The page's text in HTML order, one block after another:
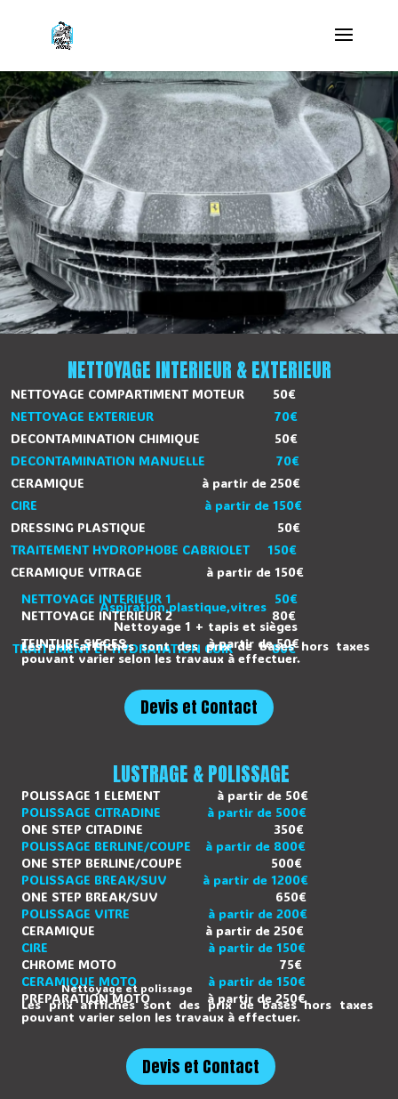
NETTOYAGE INTERIEUR & EXTERIEUR
NETTOYAGE COMPARTIMENT MOTEUR 50€
NETTOYAGE EXTERIEUR 70€
DECONTAMINATION CHIMIQUE 50€
DECONTAMINATION MANUELLE 70€
CERAMIQUE à partir de 250€
CIRE à partir de 150€
DRESSING PLASTIQUE 50€
TRAITEMENT HYDROPHOBE CABRIOLET 150€
CERAMIQUE VITRAGE à partir de 150€
NETTOYAGE INTERIEUR 1 50€
Aspiration,plastique,vitres
NETTOYAGE INTERIEUR 2 80€
Nettoyage 1 + tapis et sièges
TRAITEMENT ET HYDRATATION CUIR 80€
TEINTURE SIEGES à partir de 50€
Les prix afffichés sont des prix de bases hors taxes
pouvant varier selon les travaux à effectuer.
Devis et Contact
LUSTRAGE & POLISSAGE
POLISSAGE 1 ELEMENT à partir de 50€
POLISSAGE CITRADINE à partir de 500€
ONE STEP CITADINE 350€
POLISSAGE BERLINE/COUPE à partir de 800€
ONE STEP BERLINE/COUPE 500€
POLISSAGE BREAK/SUV à partir de 1200€
ONE STEP BREAK/SUV 650€
POLISSAGE VITRE à partir de 200€
CERAMIQUE à partir de 250€
CIRE à partir de 150€
CHROME MOTO 75€
CERAMIQUE MOTO à partir de 150€
PREPARATION MOTO à partir de 250€
Nettoyage et polissage
Les prix afffichés sont des prix de bases hors taxes
pouvant varier selon les travaux à effectuer.
Devis et Contact